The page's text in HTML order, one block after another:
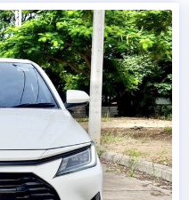
น&ไม่มีประวัติการผ่อนครับ
6,xxx บาท ครับ